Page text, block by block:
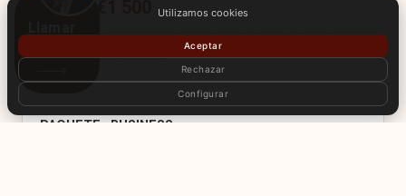
Utilizamos cookies
Aceptar
Rechazar
Configurar
Registro de la empresa, número fiscal, dirección legal,
consulta fiscal básica.
PAQUETE «BUSINESS»